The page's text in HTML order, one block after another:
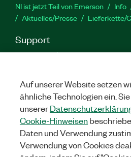
NI ist jetzt Teil von Emerson Info
Aktuelles/Presse
Lieferkette/
Support
Downloads
©NATIONAL INSTRUMENTS CORP.
Auf unserer Website setzen
ähnliche Technologien ein.
unserer
Cookie-Hinweisen
Daten und Verwendung
Verwendung von Cookies